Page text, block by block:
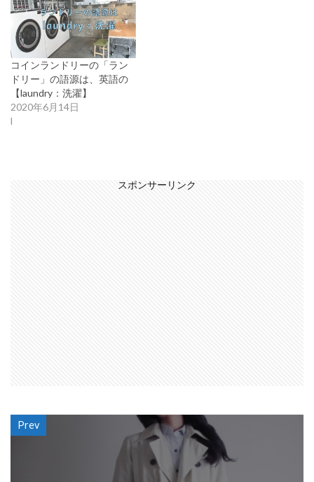
コインランドリーの「ラン
ドリー」の語源は、英語の
【laundry：洗濯】
2020年6月14日
l
スポンサーリンク
Prev